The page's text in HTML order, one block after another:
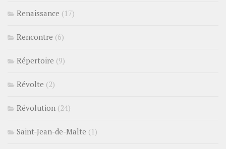
Renaissance (17)
Rencontre (6)
Répertoire (9)
Révolte (2)
Révolution (24)
Saint-Jean-de-Malte (1)